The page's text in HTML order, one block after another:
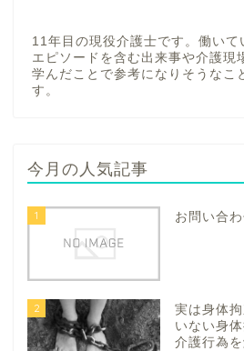
11年目の現役介護士です。働いて
エピソードを含む出来事や介護現
学んだことで参考になりそうなこ
す。
今月の人気記事
1 お問い合
2
実は身体
いない身
介護行為を